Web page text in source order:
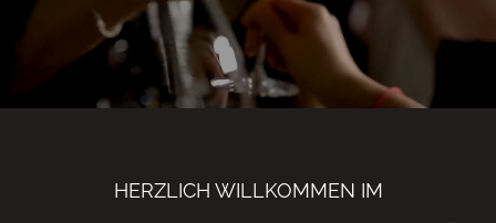
HERZLICH WILLKOMMEN IM